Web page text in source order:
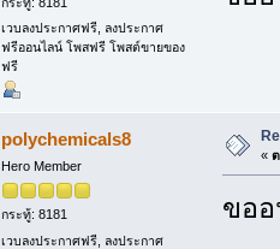
เวบลงประกาศฟรี, ลงประกาศ
ฟรีออนไลน์ โพสฟรี โพสต์ขายของ
ฟรี
polychemicals8
Hero Member
กระทู้: 8181
เวบลงประกาศฟรี, ลงประกาศ
«
ขอ